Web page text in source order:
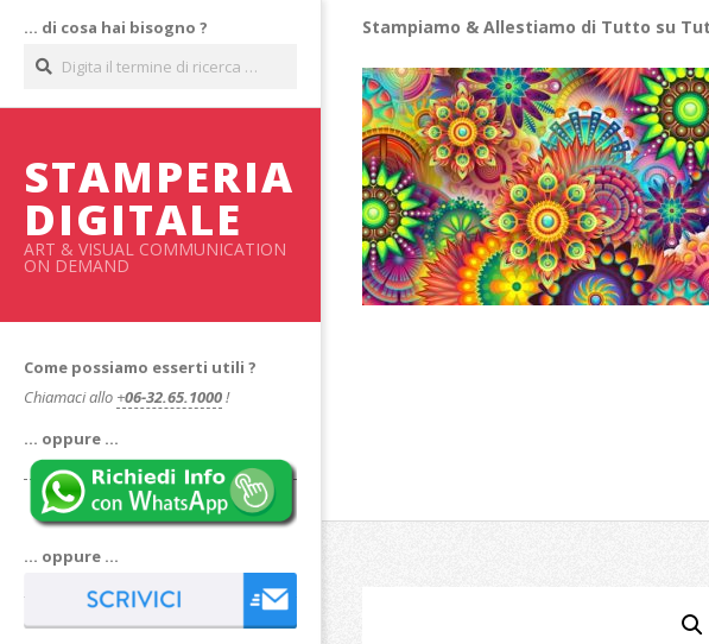
contenuto
… di cosa hai bisogno ?
Cerca
STAMPERIA
DIGITALE
ART & VISUAL COMMUNICATION
ON DEMAND
Come possiamo esserti utili ?
Chiamaci allo +06-32.65.1000!
… oppure …
… oppure …
Stampiamo & Allestiamo di Tutto su